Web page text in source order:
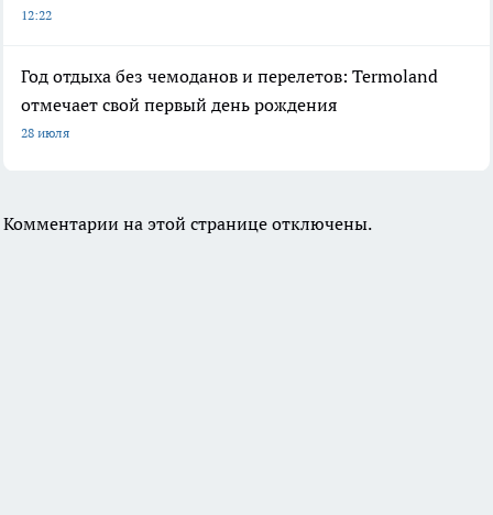
12:22
Год отдыха без чемоданов и перелетов: Termoland
отмечает свой первый день рождения
28 июля
Комментарии на этой странице отключены.